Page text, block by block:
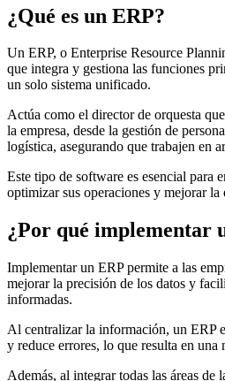
¿Qué es un ERP?
Un ERP, o Enterprise Resource
que integra y gestiona las funciones
un solo sistema unificado.
Actúa como el director de orquesta
la empresa, desde la gestión de
logística, asegurando que trabajen en
Este tipo de software es esencial para
optimizar sus operaciones y mejorar la
¿Por qué implementar
Implementar un ERP permite a las
mejorar la precisión de los datos y
informadas.
Al centralizar la información, un ERP
y reduce errores, lo que resulta en
Además, al integrar todas las áreas de